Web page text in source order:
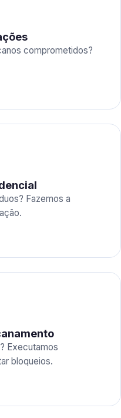
comprometidos?
Fazemos a
Executamos
bloqueios.